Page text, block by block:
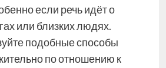
если речь идёт о
или близких людях.
подобные способы
по отношению к